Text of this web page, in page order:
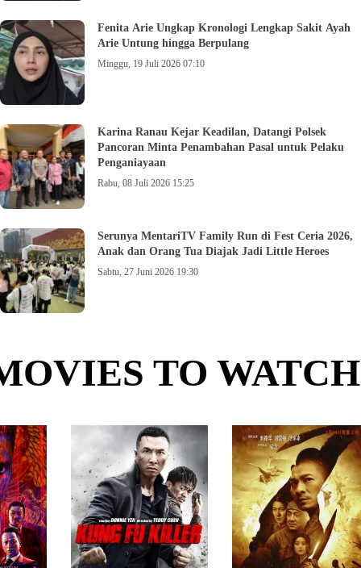
Fenita Arie Ungkap Kronologi Lengkap Sakit Ayah
Arie Untung hingga Berpulang
Minggu, 19 Juli 2026 07:10
Karina Ranau Kejar Keadilan, Datangi Polsek
Pancoran Minta Penambahan Pasal untuk Pelaku
Penganiayaan
Rabu, 08 Juli 2026 15:25
Serunya MentariTV Family Run di Fest Ceria 2026,
Anak dan Orang Tua Diajak Jadi Little Heroes
Sabtu, 27 Juni 2026 19:30
TO WATCH